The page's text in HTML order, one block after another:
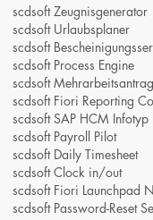
scdsoft Zeugnisgenerator
scdsoft Urlaubsplaner
scdsoft
scdsoft Process Engine
scdsoft Mehrarbeitsantrag
scdsoft Fiori Reporting
scdsoft SAP HCM Infotyp
scdsoft Payroll Pilot
scdsoft Daily Timesheet
scdsoft Clock in/out
scdsoft Fiori Launchpad
scdsoft Password-Reset